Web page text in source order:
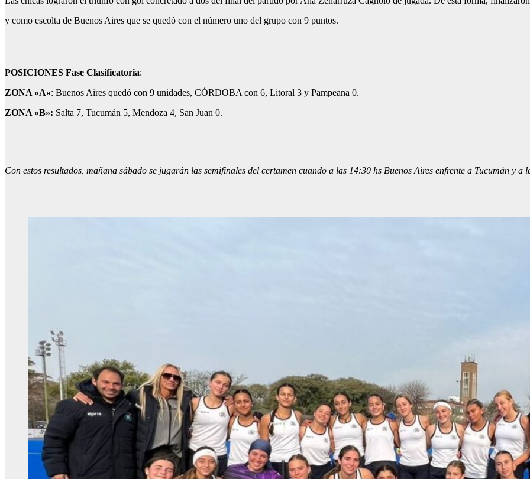
y como escolta de Buenos Aires que se quedó con el número uno del grupo con 9 puntos.
POSICIONES Fase Clasificatoria:
ZONA «A»: Buenos Aires quedó con 9 unidades, CÓRDOBA con 6, Litoral 3 y Pampeana 0.
ZONA «B»: Salta 7, Tucumán 5, Mendoza 4, San Juan 0.
Con estos resultados, mañana sábado se jugarán las semifinales del certamen cuando a las 14:30 hs Buenos Aires enfrente a Tucumán y